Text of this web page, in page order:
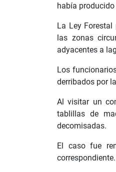
había
La Ley
las zonas
adyacentes a
Los
derribados por
Al visitar un
tablillas de
decomisadas.
El caso fue
correspondiente.